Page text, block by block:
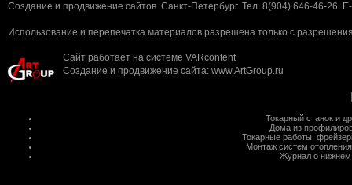
Создание и продвижение сайтов. Санкт-Петербург. Тел. 8(904) 646-46-26.
Использование и перепечатка материалов разрешена только с
Сайт работает на системе VARcontent
Создание и продвижение сайта: www.ArtGroup.ru
Токарный станок и
Дома из
Токарные работы
Монтаж систем отопления
Журнал о нижнем